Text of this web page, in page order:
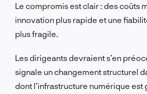
Le compromis est clair : des coûts
innovation plus rapide et une
plus fragile.
Les dirigeants devraient s’en
signale un changement structurel
dont l’infrastructure numérique est